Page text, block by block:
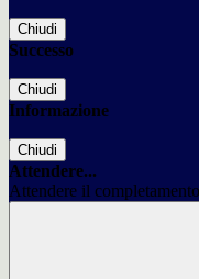
Chiudi
Successo
Chiudi
Informazione
Chiudi
Attendere...
Attendere il